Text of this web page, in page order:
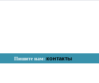
Пишите нам: контакты